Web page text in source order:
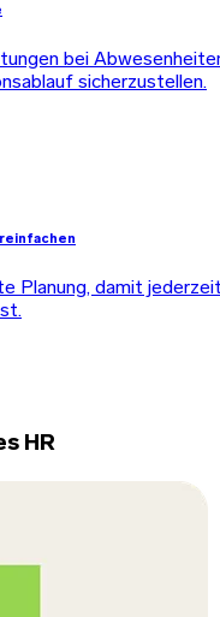
bei
sicherzustellen.
Planung, damit
HR